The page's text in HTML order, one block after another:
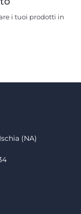
i tuoi prodotti in
(NA)